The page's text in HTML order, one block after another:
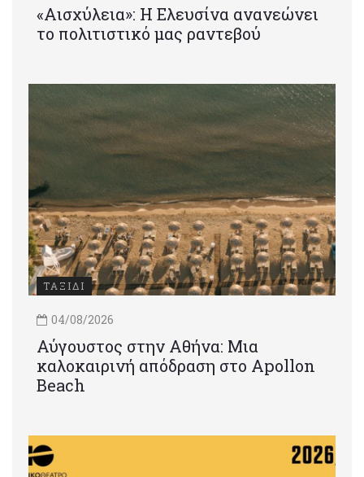
«Αισχύλεια»: Η Ελευσίνα ανανεώνει
το πολιτιστικό μας ραντεβού
ΤΑΞΙΔΙ
04/08/2026
Αύγουστος στην Αθήνα: Μια
καλοκαιρινή απόδραση στο Apollon
Beach